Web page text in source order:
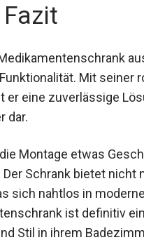
Mit seiner
er eine zuverlässige
dar.
Montage etwas
Der Schrank bietet
sich nahtlos in
ist definitiv
Stil in ihrem